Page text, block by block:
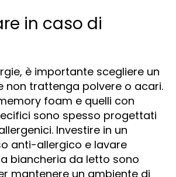
in caso di
è importante scegliere un
non trattenga polvere o acari.
foam e quelli con
sono spesso progettati
Investire in un
anti-allergico e lavare
biancheria da letto sono
mantenere un ambiente di